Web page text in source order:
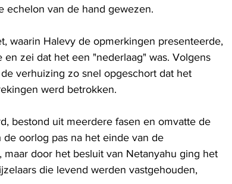
echelon van de hand gewezen.
waarin Halevy de opmerkingen presenteerde,
zei dat het een "nederlaag" was. Volgens
verhuizing zo snel opgeschort dat het
werd betrokken.
bestond uit meerdere fasen en omvatte de
oorlog pas na het einde van de
door het besluit van Netanyahu ging het
die levend werden vastgehouden,